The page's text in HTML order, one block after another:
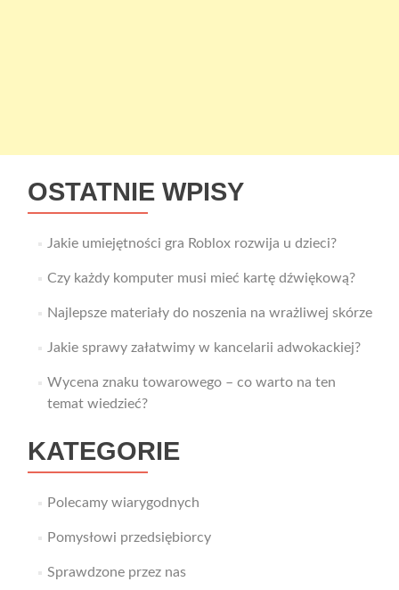
OSTATNIE WPISY
Jakie umiejętności gra Roblox rozwija u dzieci?
Czy każdy komputer musi mieć kartę dźwiękową?
Najlepsze materiały do noszenia na wrażliwej skórze
Jakie sprawy załatwimy w kancelarii adwokackiej?
Wycena znaku towarowego – co warto na ten
temat wiedzieć?
KATEGORIE
Polecamy wiarygodnych
Pomysłowi przedsiębiorcy
Sprawdzone przez nas